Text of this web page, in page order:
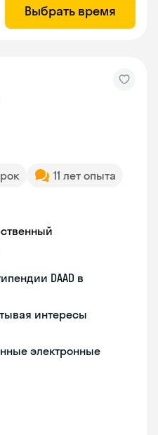
Выбрать время
11 лет опыта
DAAD в
интересы
электронные